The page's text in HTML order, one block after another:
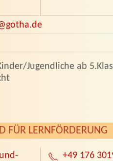
Jugendliche ab
FÜR LERNFÖRDERUNG
+49 176